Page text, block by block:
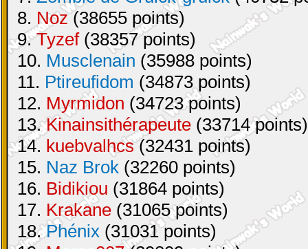
8. Noz(38655 points)
9.Tyzef(38357 points)
10. Musclenain (35988 points)
11. Ptireufidom (34873 points)
12. Myrmidon (34723 points)
13.Kinainsithérapeute (33714 points)
14. kuebvalhcs(32431 points)
15. Naz Brok (32260 points)
16. Bidikiou (31864 points)
17. Krakane (31065 points)
18.Phénix (31031 points)